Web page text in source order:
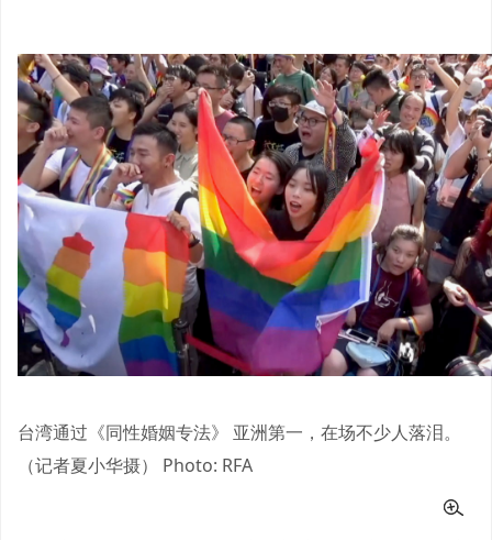
台湾通过《同性婚姻专法》 亚洲第一，在场不少人落泪。
（记者夏小华摄）
Photo: RFA